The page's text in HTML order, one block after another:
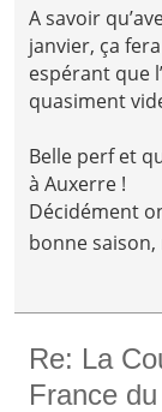
A savoir
janvier, ça
espérant que
quasiment
Belle perf et
à Auxerre !
Décidément
bonne saison,
Re: La
France